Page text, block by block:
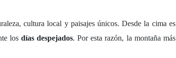
cultura local y paisajes únicos. Desde la cima es
los días despejados. Por esta razón, la montaña más